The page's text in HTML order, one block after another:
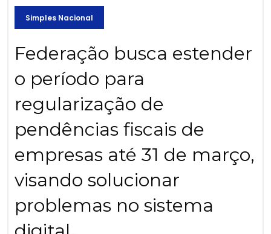
Simples Nacional
Federação busca estender
o período para
regularização de
pendências fiscais de
empresas até 31 de março,
visando solucionar
problemas no sistema